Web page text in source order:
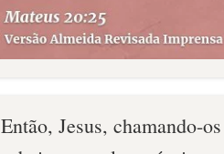
Então, Jesus, chamando-